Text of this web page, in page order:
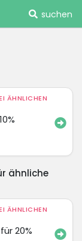
suchen
ÄHNLICHEN
ähnliche
ÄHNLICHEN
20%